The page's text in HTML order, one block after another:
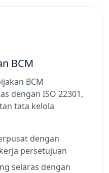
BCM
BCM
dengan ISO 22301,
tata kelola
dengan
persetujuan
selaras dengan